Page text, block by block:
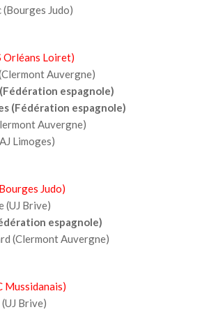
(Bourges Judo)
Orléans Loiret)
Auvergne)
espagnole)
(Fédération espagnole)
Auvergne)
Limoges)
Judo)
(UJ Brive)
espagnole)
(Clermont Auvergne)
Mussidanais)
Brive)